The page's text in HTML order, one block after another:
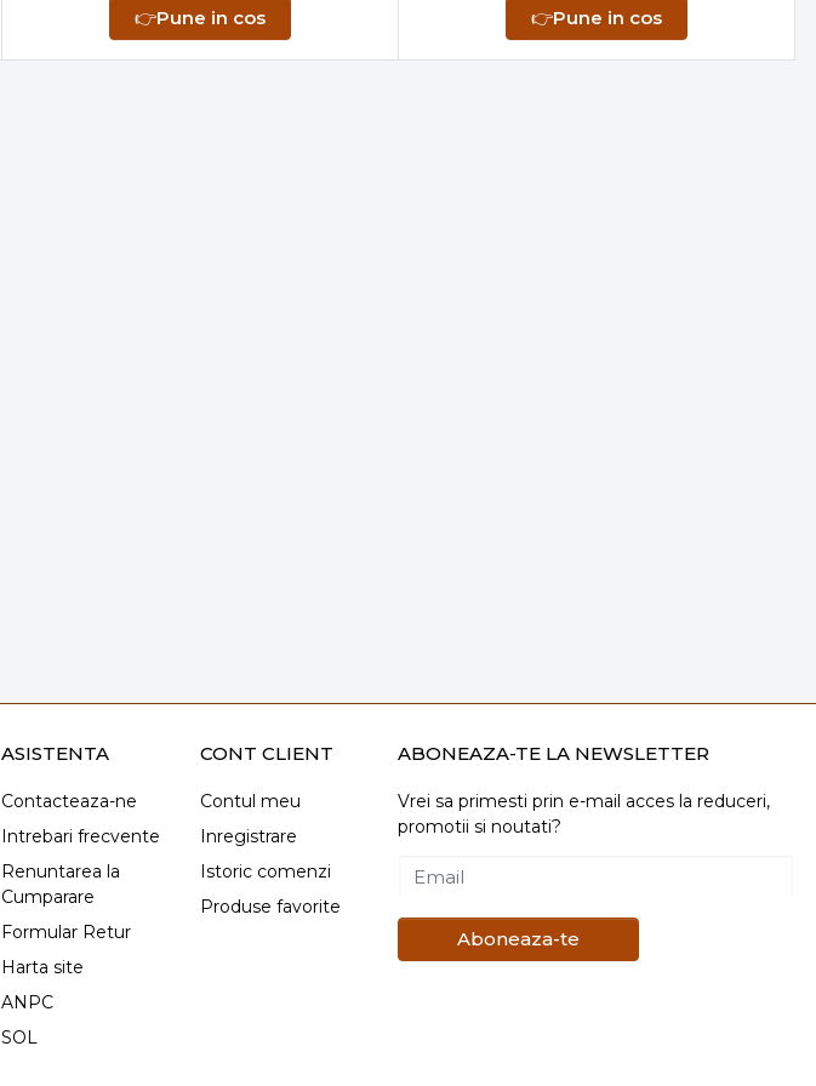
👉Pune in cos 👉Pune in cos
ASISTENTA
Contacteaza-ne
Intrebari frecvente
Renuntarea la
Cumparare
Formular Retur
Harta site
ANPC
SOL
CONT CLIENT
Contul meu
Inregistrare
Istoric comenzi
Produse favorite
ABONEAZA-TE LA NEWSLETTER
Vrei sa primesti prin e-mail acces la reduceri,
promotii si noutati?
Email
Aboneaza-te